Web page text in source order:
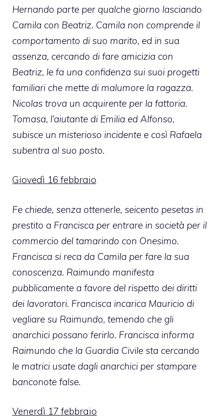
Hernando parte per qualche giorno lasciando
Camila con Beatriz. Camila non comprende il
comportamento di suo marito, ed in sua
assenza, cercando di fare amicizia con
Beatriz, le fa una confidenza sui suoi progetti
familiari che mette di malumore la ragazza.
Nicolas trova un acquirente per la fattoria.
Tomasa, l’aiutante di Emilia ed Alfonso,
subisce un misterioso incidente e così Rafaela
subentra al suo posto.
Giovedì 16 febbraio
Fe chiede, senza ottenerle, seicento pesetas in
prestito a Francisca per entrare in società per il
commercio del tamarindo con Onesimo.
Francisca si reca da Camila per fare la sua
conoscenza. Raimundo manifesta
pubblicamente a favore del rispetto dei diritti
dei lavoratori. Francisca incarica Mauricio di
vegliare su Raimundo, temendo che gli
anarchici possano ferirlo. Francisca informa
Raimundo che la Guardia Civile sta cercando
le matrici usate dagli anarchici per stampare
banconote false.
Venerdì 17 febbraio